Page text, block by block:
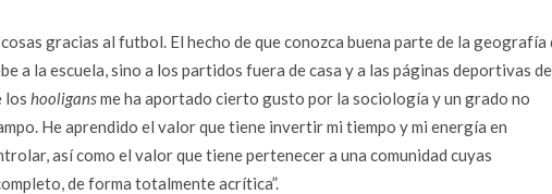
gracias al futbol. El hecho de que conozca buena parte de la geografía
a la escuela, sino a los partidos fuera de casa y a las páginas deportivas
los hooligansme ha aportado cierto gusto por la sociología y un grado no
He aprendido el valor que tiene invertir mi tiempo y mi energía en
así como el valor que tiene pertenecer a una comunidad cuyas
de forma totalmente acrítica”.